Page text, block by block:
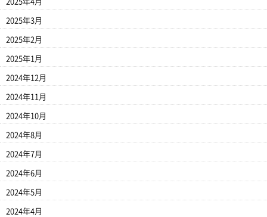
2025年4月
2025年3月
2025年2月
2025年1月
2024年12月
2024年11月
2024年10月
2024年8月
2024年7月
2024年6月
2024年5月
2024年4月